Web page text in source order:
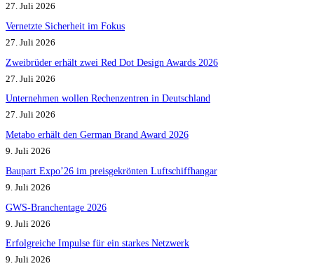
27. Juli 2026
Vernetzte Sicherheit im Fokus
27. Juli 2026
Zweibrüder erhält zwei Red Dot Design Awards 2026
27. Juli 2026
Unternehmen wollen Rechenzentren in Deutschland
27. Juli 2026
Metabo erhält den German Brand Award 2026
9. Juli 2026
Baupart Expo’26 im preisgekrönten Luftschiffhangar
9. Juli 2026
GWS-Branchentage 2026
9. Juli 2026
Erfolgreiche Impulse für ein starkes Netzwerk
9. Juli 2026